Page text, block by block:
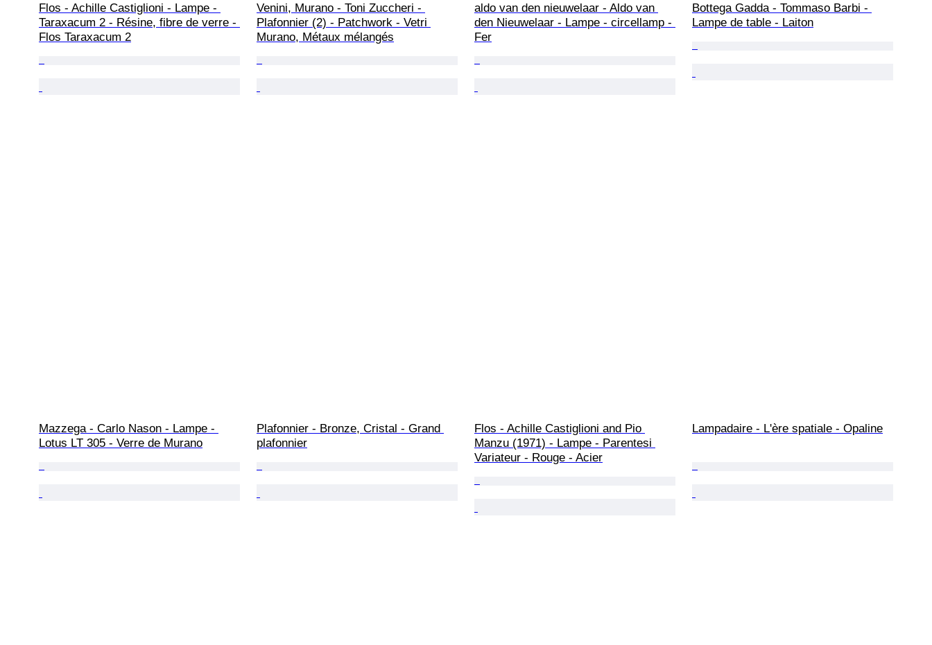
Flos - Achille Castiglioni - Lampe -
Taraxacum 2 - Résine, fibre de verre -
Flos Taraxacum 2
Venini, Murano - Toni Zuccheri -
Plafonnier (2) - Patchwork - Vetri
Murano, Métaux mélangés
aldo van den nieuwelaar - Aldo van
den Nieuwelaar - Lampe - circellamp -
Fer
Bottega Gadda - Tommaso Barbi -
Lampe de table - Laiton
Mazzega - Carlo Nason - Lampe -
Lotus LT 305 - Verre de Murano
Plafonnier - Bronze, Cristal - Grand
plafonnier
Flos - Achille Castiglioni and Pio
Manzu (1971) - Lampe - Parentesi
Variateur - Rouge - Acier
Lampadaire - L'ère spatiale - Opaline